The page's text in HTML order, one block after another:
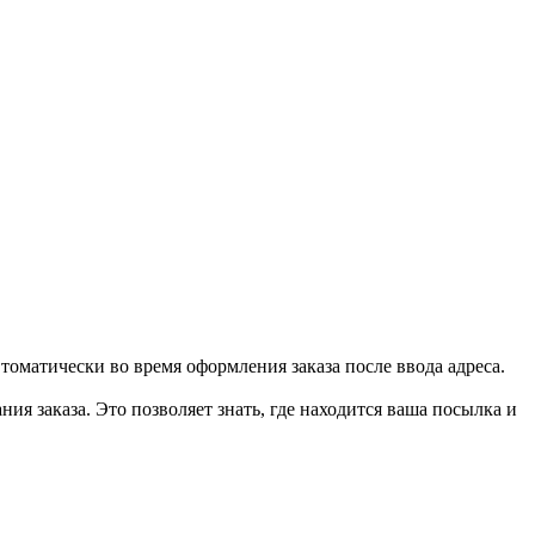
во время оформления заказа после ввода адреса.
заказа. Это позволяет знать, где находится ваша посылка и